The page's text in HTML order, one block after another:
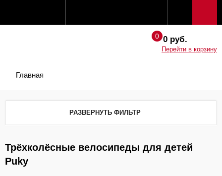
0 руб.
Перейти в корзину
Главная
РАЗВЕРНУТЬ ФИЛЬТР
Трёхколёсные велосипеды для детей
Puky